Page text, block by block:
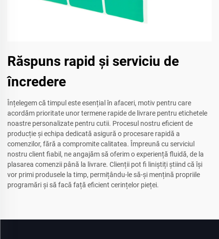
Răspuns rapid și serviciu de
încredere
Înțelegem că timpul este esențial în afaceri, motiv pentru care
acordăm prioritate unor termene rapide de livrare pentru etichetele
noastre personalizate pentru cutii. Procesul nostru eficient de
producție și echipa dedicată asigură o procesare rapidă a
comenzilor, fără a compromite calitatea. Împreună cu serviciul
nostru client fiabil, ne angajăm să oferim o experiență fluidă, de la
plasarea comenzii până la livrare. Clienții pot fi liniștiți știind că își
vor primi produsele la timp, permițându-le să-și mențină propriile
programări și să facă față eficient cerințelor pieței.